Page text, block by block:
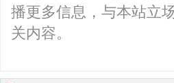
播更多信息，与本站立
关内容。